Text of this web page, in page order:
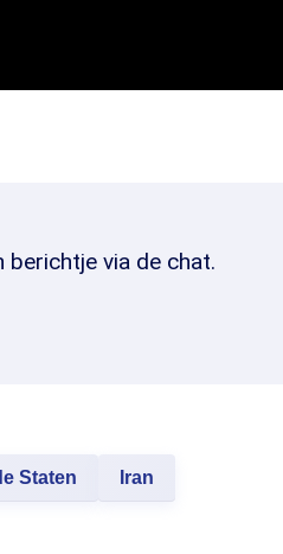
berichtje via de chat.
Staten Iran